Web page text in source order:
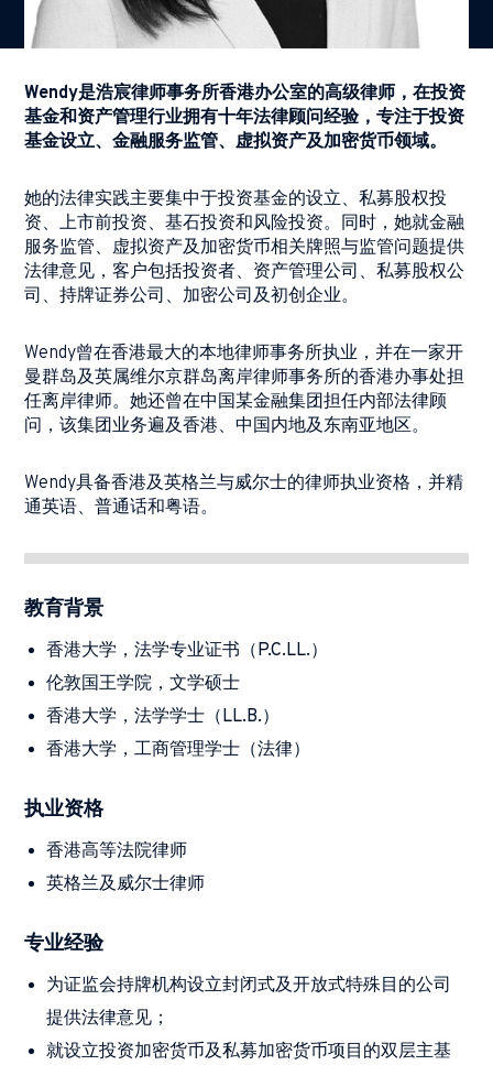
Wendy是浩宸律师事务所香港办公室的高级律师，在投资
基金和资产管理行业拥有十年法律顾问经验，专注于投资
基金设立、金融服务监管、虚拟资产及加密货币领域。
她的法律实践主要集中于投资基金的设立、私募股权投
资、上市前投资、基石投资和风险投资。同时，她就金融
服务监管、虚拟资产及加密货币相关牌照与监管问题提供
法律意见，客户包括投资者、资产管理公司、私募股权公
司、持牌证券公司、加密公司及初创企业。
Wendy曾在香港最大的本地律师事务所执业，并在一家开
曼群岛及英属维尔京群岛离岸律师事务所的香港办事处担
任离岸律师。她还曾在中国某金融集团担任内部法律顾
问，该集团业务遍及香港、中国内地及东南亚地区。
Wendy具备香港及英格兰与威尔士的律师执业资格，并精
通英语、普通话和粤语。
教育背景
香港大学，法学专业证书（P.C.LL.）
伦敦国王学院，文学硕士
香港大学，法学学士（LL.B.）
香港大学，工商管理学士（法律）
执业资格
香港高等法院律师
英格兰及威尔士律师
专业经验
为证监会持牌机构设立封闭式及开放式特殊目的公司
提供法律意见；
就设立投资加密货币及私募加密货币项目的双层主基